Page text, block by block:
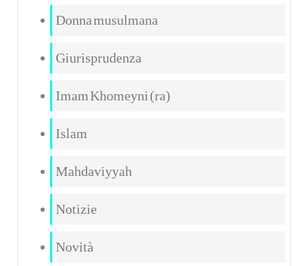
Donna musulmana
Giurisprudenza
Imam Khomeyni (ra)
Islam
Mahdaviyyah
Notizie
Novità